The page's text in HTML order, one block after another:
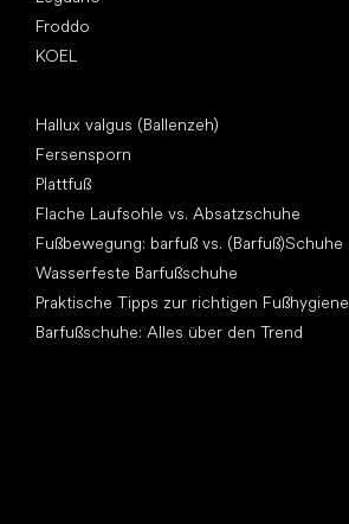
Froddo
KOEL
Hallux valgus (Ballenzeh)
Fersensporn
Plattfuß
Flache Laufsohle vs. Absatzschuhe
Fußbewegung: barfuß vs. (Barfuß)Schuhe
Wasserfeste Barfußschuhe
Praktische Tipps zur richtigen Fußhygiene
Barfußschuhe: Alles über den Trend